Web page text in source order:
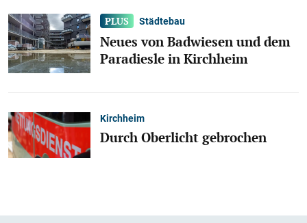
Städtebau
Neues von Badwiesen und dem
Paradiesle in Kirchheim
Kirchheim
Durch Oberlicht gebrochen